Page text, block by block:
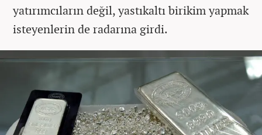
yatırımcıların değil, yastıkaltı birikim yapmak
isteyenlerin de radarına girdi.